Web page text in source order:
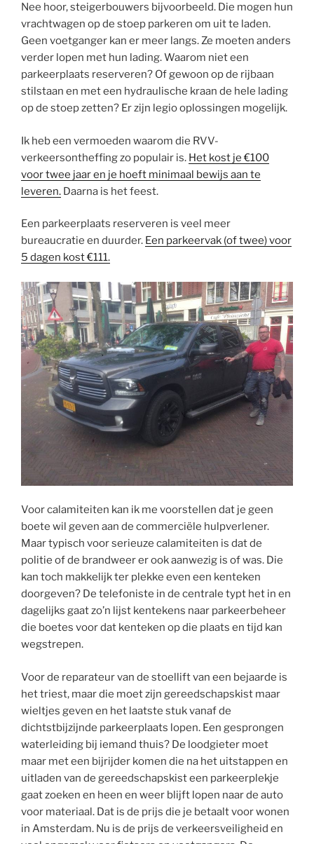
Nee hoor, steigerbouwers bijvoorbeeld. Die mogen hun
vrachtwagen op de stoep parkeren om uit te laden.
Geen voetganger kan er meer langs. Ze moeten anders
verder lopen met hun lading. Waarom niet een
parkeerplaats reserveren? Of gewoon op de rijbaan
stilstaan en met een hydraulische kraan de hele lading
op de stoep zetten? Er zijn legio oplossingen mogelijk.
Ik heb een vermoeden waarom die RVV-
verkeersontheffing zo populair is. Het kost je €100
voor twee jaar en je hoeft minimaal bewijs aan te
leveren. Daarna is het feest.
Een parkeerplaats reserveren is veel meer
bureaucratie en duurder. Een parkeervak (of twee) voor
5 dagen kost €111.
Voor calamiteiten kan ik me voorstellen dat je geen
boete wil geven aan de commerciële hulpverlener.
Maar typisch voor serieuze calamiteiten is dat de
politie of de brandweer er ook aanwezig is of was. Die
kan toch makkelijk ter plekke even een kenteken
doorgeven? De telefoniste in de centrale typt het in en
dagelijks gaat zo’n lijst kentekens naar parkeerbeheer
die boetes voor dat kenteken op die plaats en tijd kan
wegstrepen.
Voor de reparateur van de stoellift van een bejaarde is
het triest, maar die moet zijn gereedschapskist maar
wieltjes geven en het laatste stuk vanaf de
dichtstbijzijnde parkeerplaats lopen. Een gesprongen
waterleiding bij iemand thuis? De loodgieter moet
maar met een bijrijder komen die na het uitstappen en
uitladen van de gereedschapskist een parkeerplekje
gaat zoeken en heen en weer blijft lopen naar de auto
voor materiaal. Dat is de prijs die je betaalt voor wonen
in Amsterdam. Nu is de prijs de verkeersveiligheid en